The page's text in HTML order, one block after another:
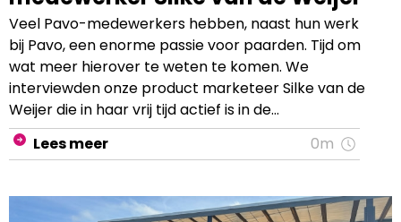
Veel Pavo-medewerkers hebben, naast hun werk
bij Pavo, een enorme passie voor paarden. Tijd om
wat meer hierover te weten te komen. We
interviewden onze product marketeer Silke van de
Weijer die in haar vrij tijd actief is in de
dressuursport. “Doordat ik zelf actief ben in de
paardensport en zelf paarden heb, weet ik tegen
paardenhouder en kan ik me verplaatsen in de
Lees meer 0m